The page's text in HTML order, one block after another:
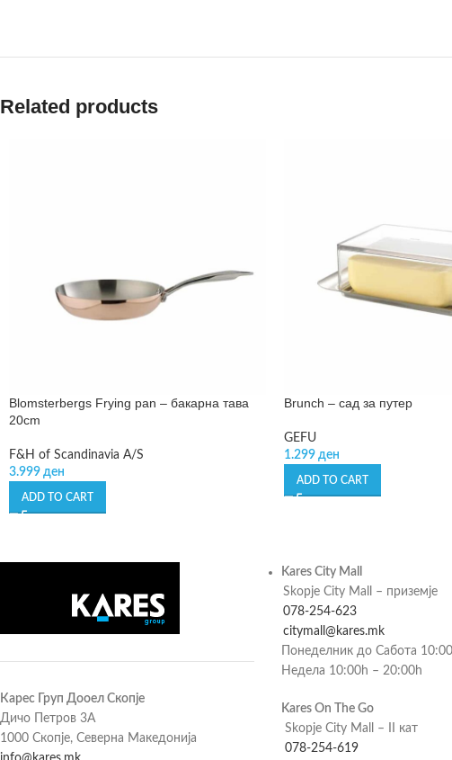
Related products
Blomsterbergs Frying pan – бакарна тава
20cm
F&H of Scandinavia A/S
3.999 ден
ADD TO CART
Brunch – сад за путер
GEFU
1.299 ден
ADD TO CART
Карес Груп Дооел Скопје
Дичо Петров 3А
1000 Скопје, Северна Македонија
Kares City Mall
Skopje City Mall – приземје
078-254-623
citymall@kares.mk
Понеделник до Сабота
Недела 10:00h – 20:00h
Kares On The Go
Skopje City Mall – II кат
078-254-619